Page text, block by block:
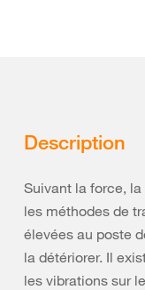
Description
Suivant la force,
les méthodes de
élevées au poste
la détériorer. Il
les vibrations sur